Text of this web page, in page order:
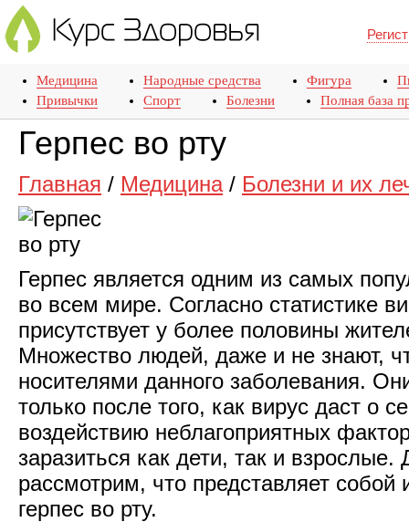
Медицина Народные средства Фигура
Привычки
Спорт Болезни Полная база
Герпес во рту
Главная / Медицина/ Болезни и их
Герпес является одним из самых
во всем мире. Согласно статистике
присутствует у более половины
Множество людей, даже и не знают,
носителями данного заболевания.
только после того, как вирус даст о
воздействию неблагоприятных
заразиться как дети, так и взрослые.
рассмотрим, что представляет собой
герпес во рту.